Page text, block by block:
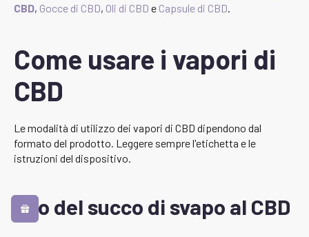
CBD, Gocce di CBD, Oli di CBD e Capsule di CBD.
Come usare i vapori di
CBD
Le modalità di utilizzo dei vapori di CBD dipendono dal
formato del prodotto. Leggere sempre l'etichetta e le
istruzioni del dispositivo.
Uso del succo di svapo al CBD